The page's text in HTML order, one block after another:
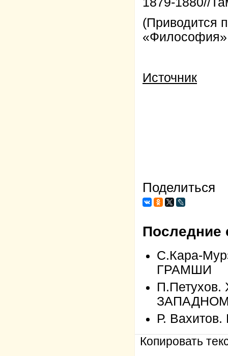
(Приводится
Источник
Поделиться
Последние
С.Кара-
ГРАМШИ
Р.
Копировать